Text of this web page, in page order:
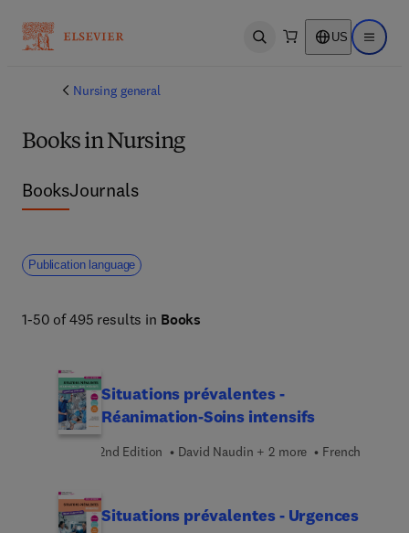
Open search US Open
Nursing general
Books in Nursing
BooksJournals
Publication language
1-50 of 495 results in Books
Situations prévalentes -
Réanimation-Soins intensifs
2nd Edition David Naudin + 2 more French
Situations prévalentes - Urgences